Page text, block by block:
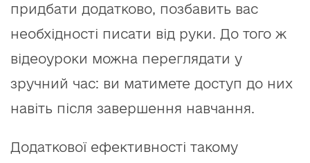
придбати додатково, позбавить вас
необхідності писати від руки. До того ж
відеоуроки можна переглядати у
зручний час: ви матимете доступ до них
навіть після завершення навчання.
Додаткової ефективності такому